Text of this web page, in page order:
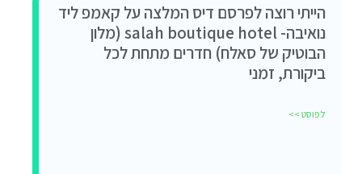
הייתי רוצה לפרסם דיס המלצה על קאמפ ליד
נואיבה- salah boutique hotel (מלון
הבוטיק של סאלח) חדרים מתחת לכל
ביקורת, זמני
לפוסט >>